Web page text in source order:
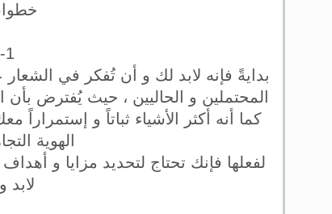
1- تعيين الهوية التجارية
بدايةً فإنه لابد لك و أن تُفكر في
المحتملين و الحاليين ، حيث يُفترض
كما أنه أكثر الأشياء ثباتاً و
الهوية
لفعلها فإنك تحتاج لتحديد مزايا و